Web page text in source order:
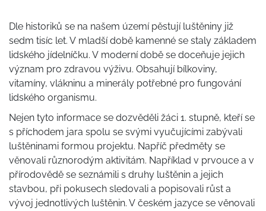
Dle historiků se na našem území pěstují luštěniny již
sedm tisíc let. V mladší době kamenné se staly základem
lidského jídelníčku. V moderní době se doceňuje jejich
význam pro zdravou výživu. Obsahují bílkoviny,
vitamíny, vlákninu a minerály potřebné pro fungování
lidského organismu.
Nejen tyto informace se dozvěděli žáci 1. stupně, kteří se
s příchodem jara spolu se svými vyučujícími zabývali
luštěninami formou projektu. Napříč předměty se
věnovali různorodým aktivitám. Například v prvouce a v
přírodovědě se seznámili s druhy luštěnin a jejich
stavbou, při pokusech sledovali a popisovali růst a
vývoj jednotlivých luštěnin. V českém jazyce se věnovali